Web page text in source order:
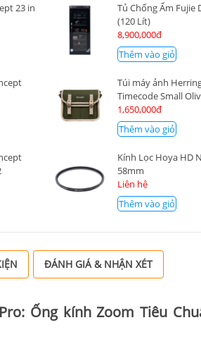
23 in
Tủ Chống Ẩm Fujie
(120 Lít)
8,900,000đ
Thêm vào giỏ
Túi máy ảnh
Timecode Small
1,650,000đ
Thêm vào giỏ
Kính Lọc Hoya HD
58mm
Liên hệ
Thêm vào giỏ
ĐÁNH GIÁ & NHẬN XÉT
Ống kính Zoom Tiêu